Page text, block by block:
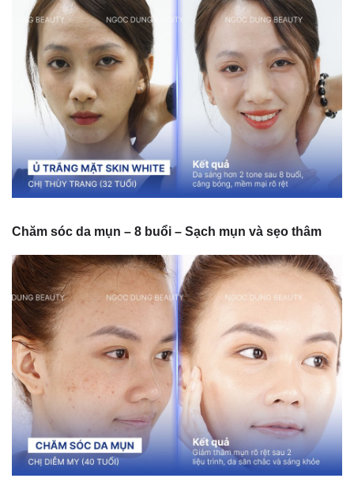
Chăm sóc da mụn – 8 buổi – Sạch mụn và sẹo thâm